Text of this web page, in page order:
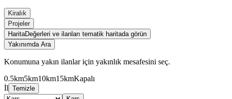
Kiralık
Projeler
HaritaDeğerleri ve ilanları tematik haritada görün
Yakınımda Ara
Konumuna yakın ilanlar için yakınlık mesafesini seç.
0.5km5km10km15kmKapalı
İl Temizle